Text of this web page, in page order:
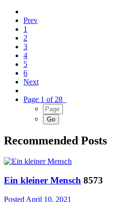
Prev
1
2
3
4
5
6
Next
Page 1 of 28
Recommended Posts
Ein kleiner Mensch 8573
Posted April 10, 2021